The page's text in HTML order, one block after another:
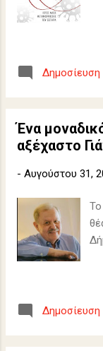
Δημοσίευση
Ένα
αξέχαστο
- Αυγούστου 31,
Δημοσίευση